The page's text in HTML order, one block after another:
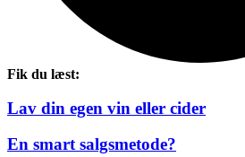
Fik du læst:
Lav din egen vin eller cider
En smart salgsmetode?